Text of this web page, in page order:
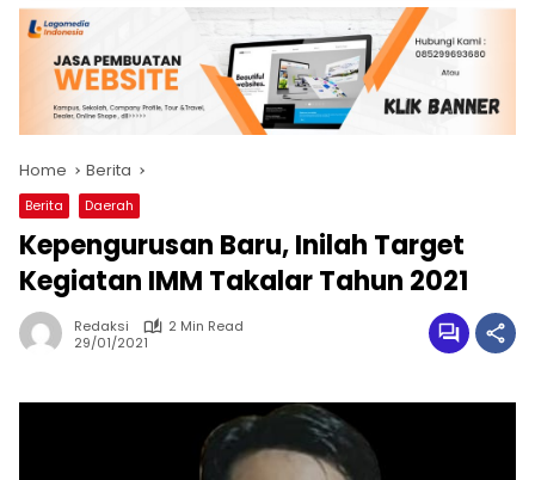
Home Berita
Berita Daerah
Kepengurusan Baru, Inilah Target
Kegiatan IMM Takalar Tahun 2021
Redaksi
2 Min Read
29/01/2021